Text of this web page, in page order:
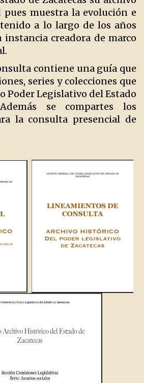
muestra la evolución e
a lo largo de los años
instancia creadora de marco
contiene una guía que
series y colecciones que
Poder Legislativo del Estado
se compartes los
la consulta presencial de